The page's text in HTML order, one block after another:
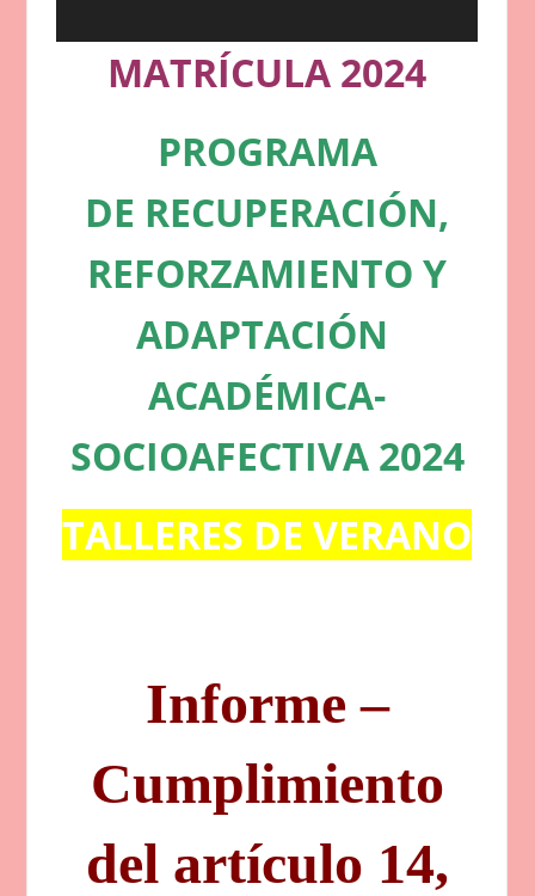
MATRÍCULA 2024
PROGRAMA
DE RECUPERACIÓN,
REFORZAMIENTO Y
ADAPTACIÓN
ACADÉMICA-
SOCIOAFECTIVA 2024
TALLERES DE VERANO
Informe –
Cumplimiento
del artículo 14,